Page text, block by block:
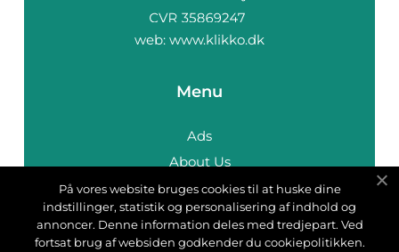
web: www.klikko.dk
Menu
Ads
About Us
Cookies
Contact
Sitemap
På vores website bruges cookies til at huske dine
indstillinger, statistik og personalisering af indhold og
annoncer. Denne information deles med tredjepart. Ved
fortsat brug af websiden godkender du cookiepolitikken.